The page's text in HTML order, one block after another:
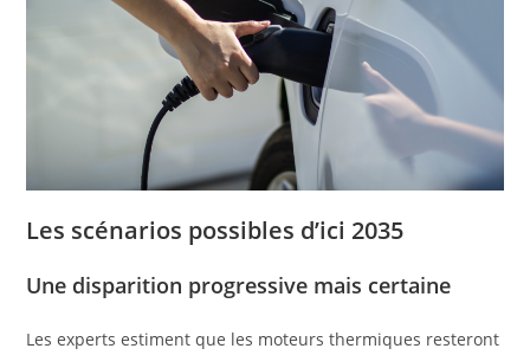
Les scénarios possibles d’ici 2035
Une disparition progressive mais certaine
Les experts estiment que les moteurs thermiques resteront